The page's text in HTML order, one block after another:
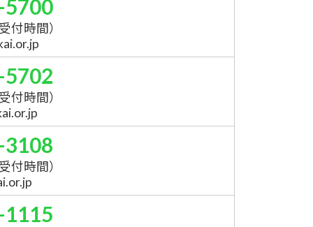
付時間）
付時間）
付時間）